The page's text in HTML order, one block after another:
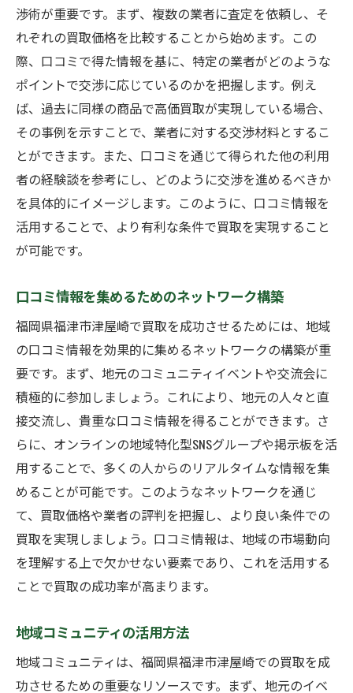
渉術が重要です。まず、複数の業者に査定を依頼し、そ
れぞれの買取価格を比較することから始めます。この
際、口コミで得た情報を基に、特定の業者がどのような
ポイントで交渉に応じているのかを把握します。例え
ば、過去に同様の商品で高価買取が実現している場合、
その事例を示すことで、業者に対する交渉材料とするこ
とができます。また、口コミを通じて得られた他の利用
者の経験談を参考にし、どのように交渉を進めるべきか
を具体的にイメージします。このように、口コミ情報を
活用することで、より有利な条件で買取を実現すること
が可能です。
口コミ情報を集めるためのネットワーク構築
福岡県福津市津屋崎で買取を成功させるためには、地域
の口コミ情報を効果的に集めるネットワークの構築が重
要です。まず、地元のコミュニティイベントや交流会に
積極的に参加しましょう。これにより、地元の人々と直
接交流し、貴重な口コミ情報を得ることができます。さ
らに、オンラインの地域特化型SNSグループや掲示板を活
用することで、多くの人からのリアルタイムな情報を集
めることが可能です。このようなネットワークを通じ
て、買取価格や業者の評判を把握し、より良い条件での
買取を実現しましょう。口コミ情報は、地域の市場動向
を理解する上で欠かせない要素であり、これを活用する
ことで買取の成功率が高まります。
地域コミュニティの活用方法
地域コミュニティは、福岡県福津市津屋崎での買取を成
功させるための重要なリソースです。まず、地元のイベ